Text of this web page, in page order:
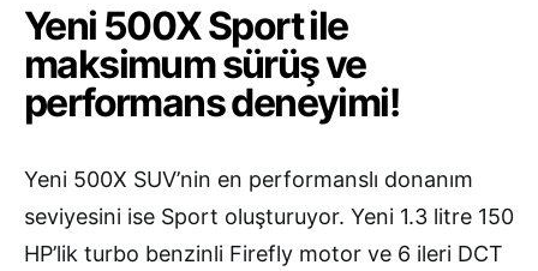
Yeni 500X Sport ile
maksimum sürüş ve
performans deneyimi!
Yeni 500X SUV’nin en performanslı donanım
seviyesini ise Sport oluşturuyor. Yeni 1.3 litre 150
HP’lik turbo benzinli Firefly motor ve 6 ileri DCT